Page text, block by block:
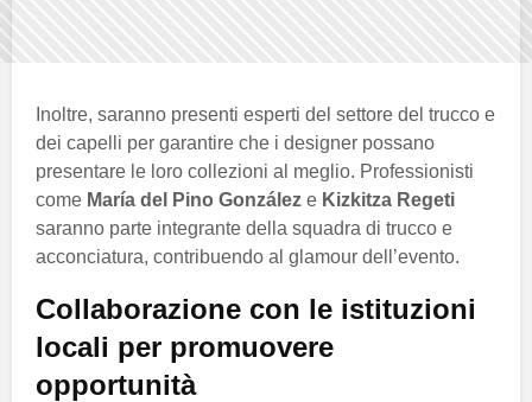
Inoltre, saranno presenti esperti del settore del trucco e
dei capelli per garantire che i designer possano
presentare le loro collezioni al meglio. Professionisti
come María del Pino González e Kizkitza Regeti
saranno parte integrante della squadra di trucco e
acconciatura, contribuendo al glamour dell’evento.
Collaborazione con le istituzioni
locali per promuovere
opportunità